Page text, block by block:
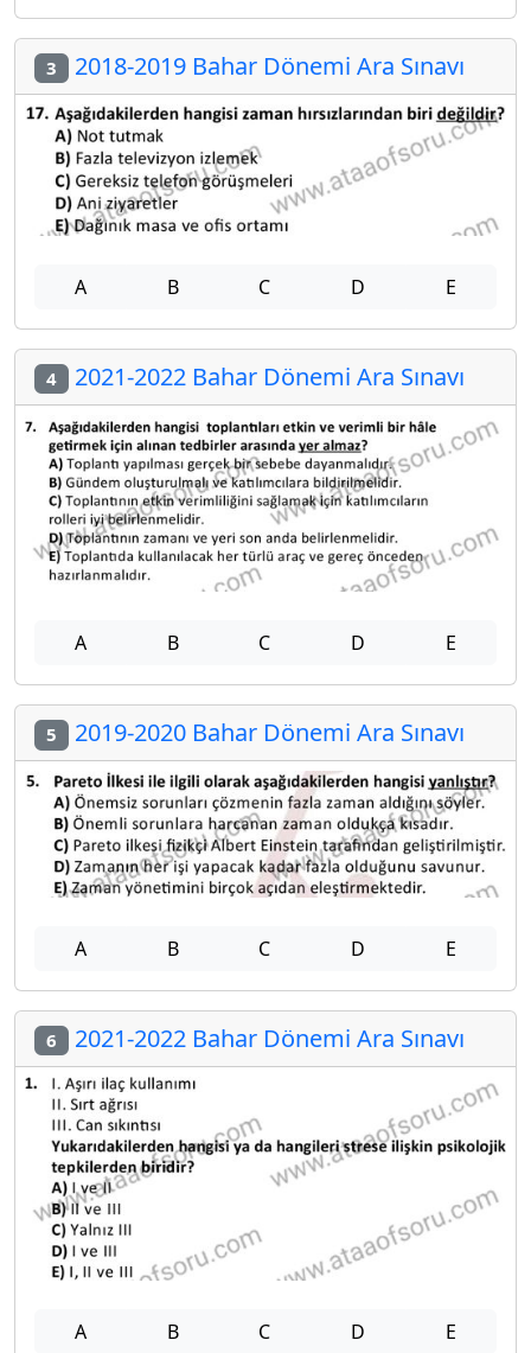
3 2018-2019 Bahar Dönemi Ara Sınavı
A B C D E
4 2021-2022 Bahar Dönemi Ara Sınavı
A B C D E
5 2019-2020 Bahar Dönemi Ara Sınavı
A B C D E
6 2021-2022 Bahar Dönemi Ara Sınavı
A B C D E